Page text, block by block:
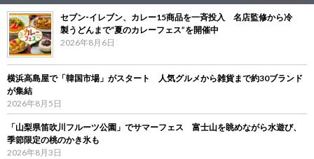
セブン‐イレブン、カレー15商品を一斉投入 名店監修から冷
製うどんまで“夏のカレーフェス”を開催中
2026年8月6日
横浜高島屋で「韓国市場」がスタート 人気グルメから雑貨まで約30ブランド
が集結
2026年8月5日
「山梨県笛吹川フルーツ公園」でサマーフェス 富士山を眺めながら水遊び、
季節限定の桃のかき氷も
2026年8月3日